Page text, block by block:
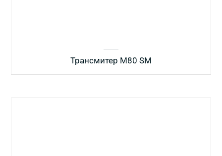
Трансмитер M80 SM